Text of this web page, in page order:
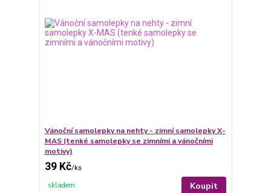
Vánoční samolepky na nehty - zimní samolepky X-
MAS (tenké samolepky se zimními a vánočními
motivy)
39 Kč/ks
skladem Koupit